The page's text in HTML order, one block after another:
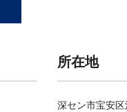
所在地
深セン市宝安